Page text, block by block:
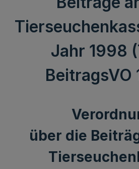
Jahr 1998
BeitragsVO
über die